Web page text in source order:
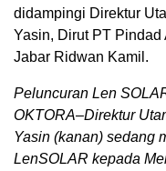
didampingi Direktur
Yasin, Dirut PT Pindad
Jabar Ridwan Kamil.
Peluncuran Len
OKTORA–Direktur
Yasin (kanan) sedang
LenSOLAR kepada